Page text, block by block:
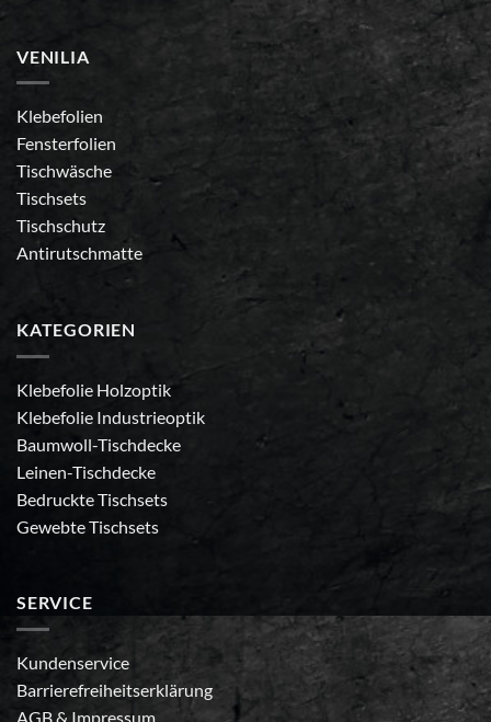
VENILIA
Klebefolien
Fensterfolien
Tischwäsche
Tischsets
Tischschutz
Antirutschmatte
KATEGORIEN
Klebefolie Holzoptik
Klebefolie Industrieoptik
Baumwoll-Tischdecke
Leinen-Tischdecke
Bedruckte Tischsets
Gewebte Tischsets
SERVICE
Kundenservice
Barrierefreiheitserklärung
AGB& Impressum